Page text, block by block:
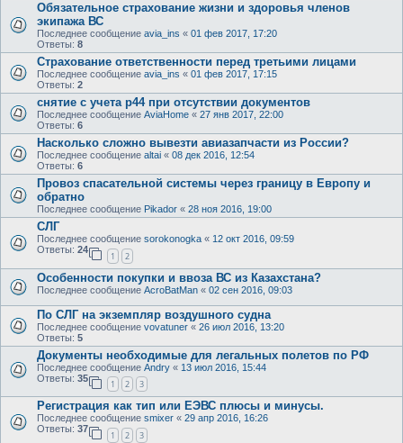
Обязательное страхование жизни и здоровья членов
экипажа ВС
Последнее сообщение avia_ins « 01 фев 2017, 17:20
Ответы: 8
Страхование ответственности перед третьими лицами
Последнее сообщение avia_ins « 01 фев 2017, 17:15
Ответы: 2
снятие с учета р44 при отсутствии документов
Последнее сообщение AviaHome « 27 янв 2017, 22:00
Ответы: 6
Насколько сложно вывезти авиазапчасти из России?
Последнее сообщение altai « 08 дек 2016, 12:54
Ответы: 6
Провоз спасательной системы через границу в Европу и
обратно
Последнее сообщение Pikador « 28 ноя 2016, 19:00
СЛГ
Последнее сообщение sorokonogka « 12 окт 2016, 09:59
Ответы: 24
1 2
Особенности покупки и ввоза ВС из Казахстана?
Последнее сообщение AcroBatMan « 02 сен 2016, 09:03
По СЛГ на экземпляр воздушного судна
Последнее сообщение vovatuner « 26 июл 2016, 13:20
Ответы: 5
Документы необходимые для легальных полетов по РФ
Последнее сообщение Andry « 13 июл 2016, 15:44
Ответы: 35
1 2 3
Регистрация как тип или ЕЭВС плюсы и минусы.
Последнее сообщение smixer « 29 апр 2016, 16:26
Ответы: 37
1 2 3